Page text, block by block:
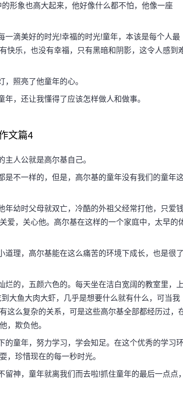
形象也高大起来，他好像什么都不怕，他像一座
滴美好的时光!幸福的时光!童年，本该是每个人最
快乐，也没有幸福，只有黑暗和阴影，这令人感到
照亮了他童年的心。
，还让我懂得了应该怎样做人和做事。
文篇4
人公就是高尔基自己。
不一样的，但是，高尔基的童年没有我们的童年
幼时父母就双亡，冷酷的外祖父经常打他，只爱
爱，关心他。高尔基在这样的一个家庭中，太早的
理，高尔基能在这么痛苦的环境下成长，也是很
的，五颜六色的。每天坐在洁白宽阔的教室里，
大鱼大肉大虾，几乎是想要什么就有什么，可当我
这么复杂的关系，可是这些高尔基全部都经历过，
，欺负他。
童年，努力学习，学会知足。在这个优秀的学习
，珍惜现在的每一秒时光。
神，童年就离我们而去啦!抓住童年的最后一点点